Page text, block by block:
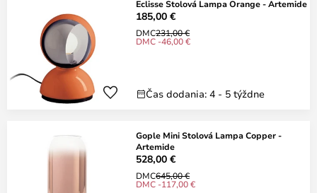
Eclisse Stolová Lampa Orange - Artemide
185,00 €
DMC231,00 €
DMC -46,00 €
Čas dodania: 4 - 5 týždne
Gople Mini Stolová Lampa Copper -
Artemide
528,00 €
DMC645,00 €
DMC -117,00 €